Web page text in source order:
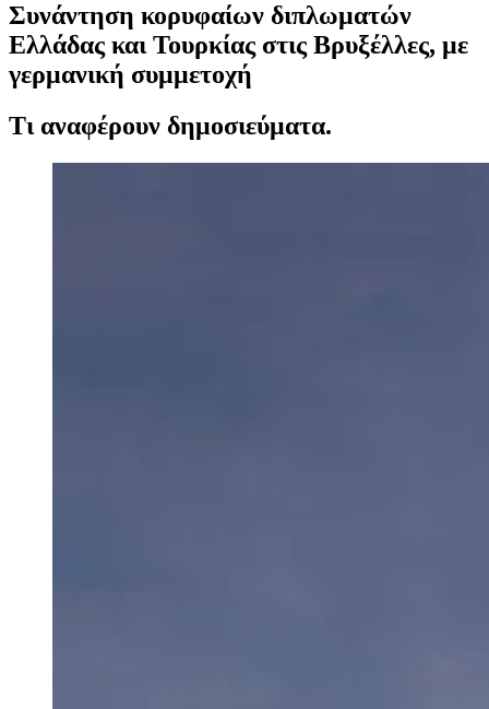
Συνάντηση κορυφαίων διπλωματών
Ελλάδας και Τουρκίας στις Βρυξέλλες, με
γερμανική συμμετοχή
Τι αναφέρουν δημοσιεύματα.